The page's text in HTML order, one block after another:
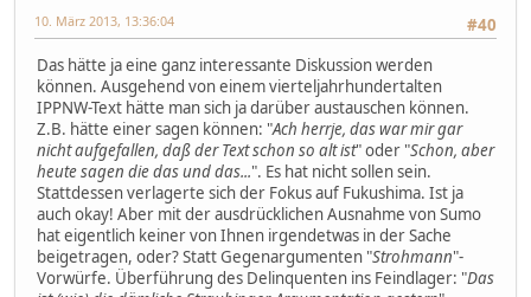
#40
10. März 2013, 13:36:04
Das hätte ja eine ganz interessante Diskussion werden
können. Ausgehend von einem vierteljahrhundertalten
IPPNW-Text hätte man sich ja darüber austauschen können.
Z.B. hätte einer sagen können: "Ach herrje, das war mir gar
nicht aufgefallen, daß der Text schon so alt ist" oder "Schon, aber
heute sagen die das und das...". Es hat nicht sollen sein.
Stattdessen verlagerte sich der Fokus auf Fukushima. Ist ja
auch okay! Aber mit der ausdrücklichen Ausnahme von Sumo
hat eigentlich keiner von Ihnen irgendetwas in der Sache
beigetragen, oder? Statt Gegenargumenten "Strohmann"-
Vorwürfe. Überführung des Delinquenten ins Feindlager: "Das